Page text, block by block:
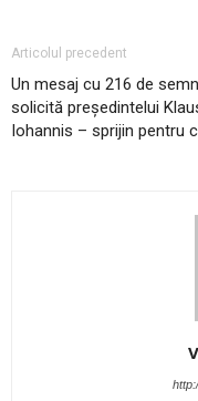
Articolul precedent
Un mesaj cu 216 de
solicită președintelui
Iohannis – sprijin pentru